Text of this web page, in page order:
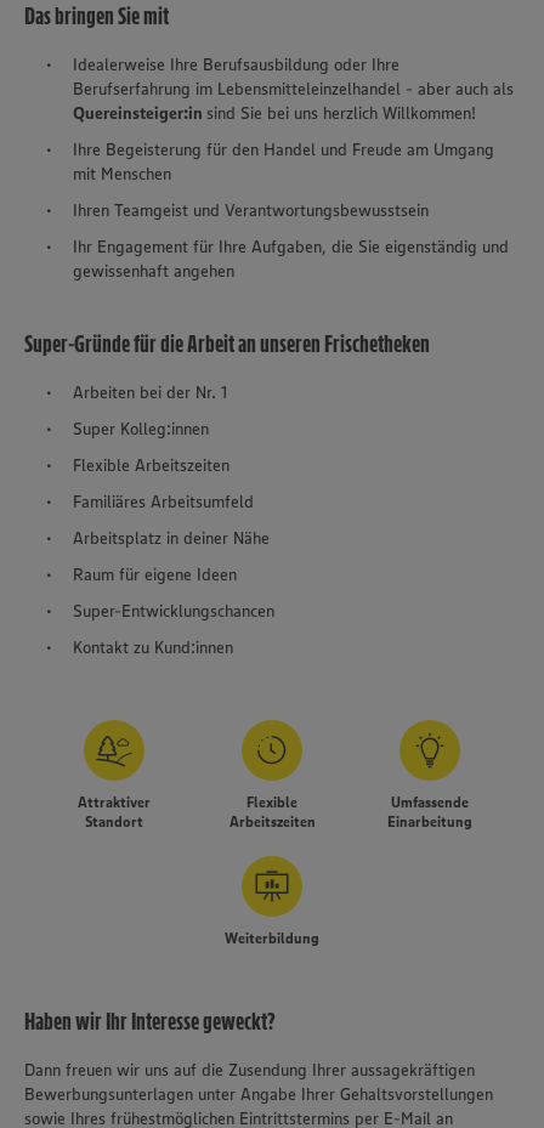
Das bringen Sie mit
Idealerweise Ihre Berufsausbildung oder Ihre
Berufserfahrung im Lebensmitteleinzelhandel - aber auch als
Quereinsteiger:in sind Sie bei uns herzlich Willkommen!
Ihre Begeisterung für den Handel und Freude am Umgang
mit Menschen
Ihren Teamgeist und Verantwortungsbewusstsein
Ihr Engagement für Ihre Aufgaben, die Sie eigenständig und
gewissenhaft angehen
Super-Gründe für die Arbeit an unseren Frischetheken
Arbeiten bei der Nr. 1
Super Kolleg:innen
Flexible Arbeitszeiten
Familiäres Arbeitsumfeld
Arbeitsplatz in deiner Nähe
Raum für eigene Ideen
Super-Entwicklungschancen
Kontakt zu Kund:innen
Attraktiver
Standort
Flexible
Arbeitszeiten
Umfassende
Einarbeitung
Weiterbildung
Haben wir Ihr Interesse geweckt?
Dann freuen wir uns auf die Zusendung Ihrer aussagekräftigen
Bewerbungsunterlagen unter Angabe Ihrer Gehaltsvorstellungen
sowie Ihres frühestmöglichen Eintrittstermins per E-Mail an